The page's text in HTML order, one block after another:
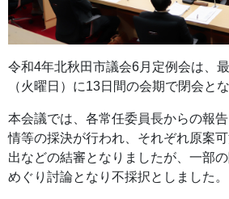
令和4年北秋田市議会6月定例会は、
（火曜日）に13日間の会期で閉会と
本会議では、各常任委員長からの報
情等の採決が行われ、それぞれ原案
出などの結審となりましたが、一部
めぐり討論となり不採択としました。